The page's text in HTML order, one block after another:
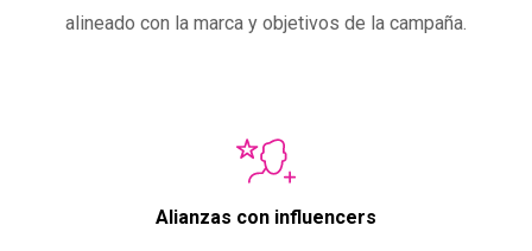
alineado con la marca y objetivos de la campaña.
Alianzas con influencers